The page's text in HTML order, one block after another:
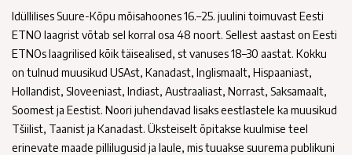
Idüllilises Suure-Kõpu mõisahoones 16.–25. juulini toimuvast Eesti
ETNO laagrist võtab sel korral osa 48 noort. Sellest aastast on Eesti
ETNOs laagrilised kõik täisealised, st vanuses 18–30 aastat. Kokku
on tulnud muusikud USAst, Kanadast, Inglismaalt, Hispaaniast,
Hollandist, Sloveeniast, Indiast, Austraaliast, Norrast, Saksamaalt,
Soomest ja Eestist. Noori juhendavad lisaks eestlastele ka muusikud
Tšiilist, Taanist ja Kanadast. Üksteiselt õpitakse kuulmise teel
erinevate maade pillilugusid ja laule, mis tuuakse suurema publikuni